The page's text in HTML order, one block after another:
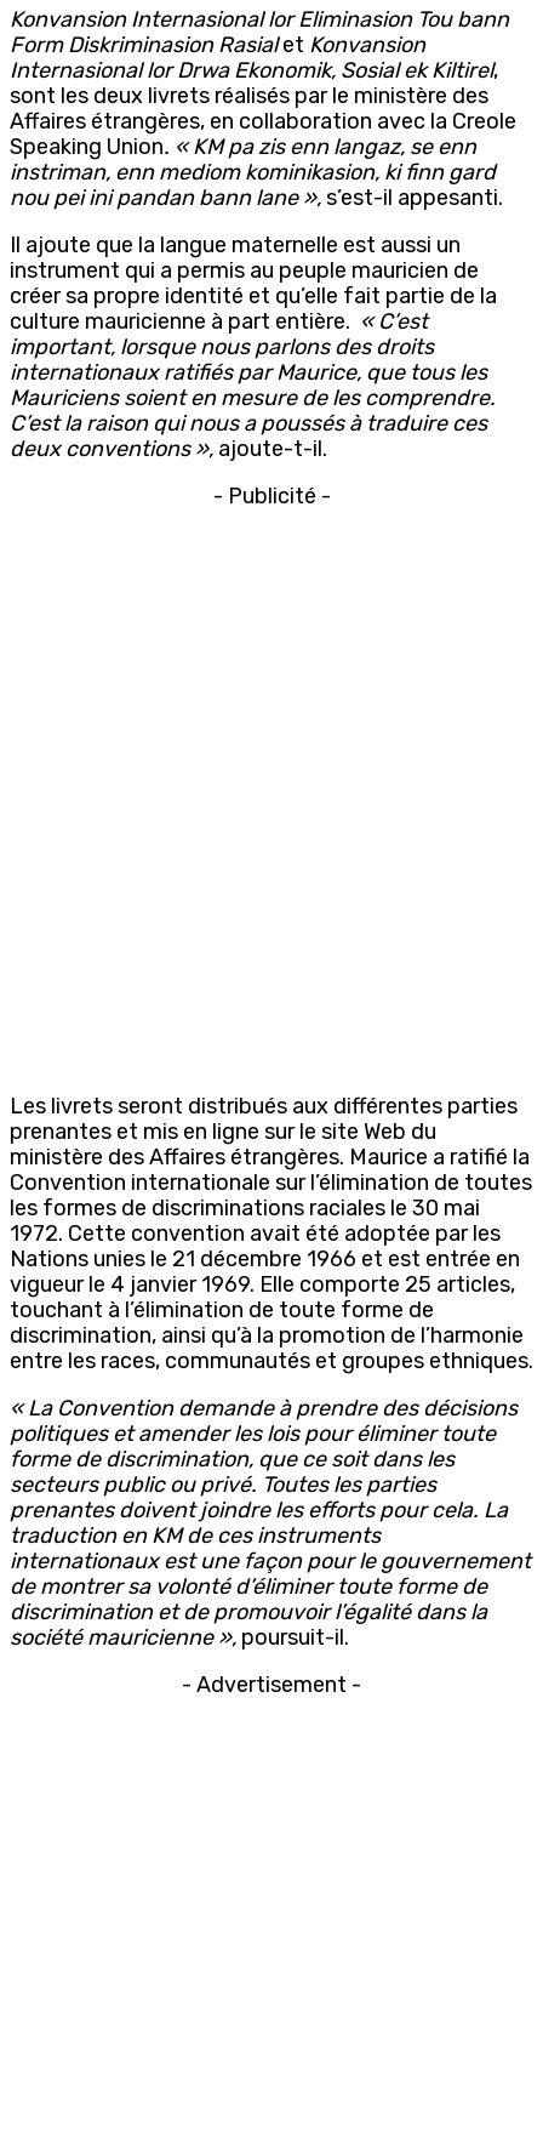
Konvansion Internasional lor Eliminasion Tou bann
Form Diskriminasion Rasialet Konvansion
Internasional lor Drwa Ekonomik, Sosial ek Kiltirel,
sont les deux livrets réalisés par le ministère des
Affaires étrangères, en collaboration avec la Creole
Speaking Union. « KM pa zis enn langaz, se enn
instriman, enn mediom kominikasion, ki finn gard
nou pei ini pandan bann lane »,s’est-il appesanti.
Il ajoute que la langue maternelle est aussi un
instrument qui a permis au peuple mauricien de
créer sa propre identité et qu’elle fait partie de la
culture mauricienne à part entière. « C’est
important, lorsque nous parlons des droits
internationaux ratifiés par Maurice, que tous les
Mauriciens soient en mesure de les comprendre.
C’est la raison qui nous a poussés à traduire ces
deux conventions », ajoute-t-il.
- Publicité -
Les livrets seront distribués aux différentes parties
prenantes et mis en ligne sur le site Web du
ministère des Affaires étrangères. Maurice a ratifié la
Convention internationale sur l’élimination de toutes
les formes de discriminations raciales le 30 mai
1972. Cette convention avait été adoptée par les
Nations unies le 21 décembre 1966 et est entrée en
vigueur le 4 janvier 1969. Elle comporte 25 articles,
touchant à l’élimination de toute forme de
discrimination, ainsi qu’à la promotion de l’harmonie
entre les races, communautés et groupes ethniques.
« La Convention demande à prendre des décisions
politiques et amender les lois pour éliminer toute
forme de discrimination, que ce soit dans les
secteurs public ou privé. Toutes les parties
prenantes doivent joindre les efforts pour cela. La
traduction en KM de ces instruments
internationaux est une façon pour le gouvernement
de montrer sa volonté d’éliminer toute forme de
discrimination et de promouvoir l’égalité dans la
société mauricienne », poursuit-il.
- Advertisement -